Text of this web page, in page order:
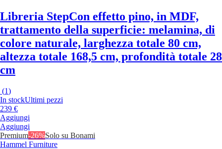
Libreria StepCon effetto pino, in MDF,
trattamento della superficie: melamina, di
colore naturale, larghezza totale 80 cm,
altezza totale 168,5 cm, profondità totale 28
cm
(1)
In stockUltimi pezzi
239 €
Aggiungi
Aggiungi
Premium-26%Solo su Bonami
Hammel Furniture